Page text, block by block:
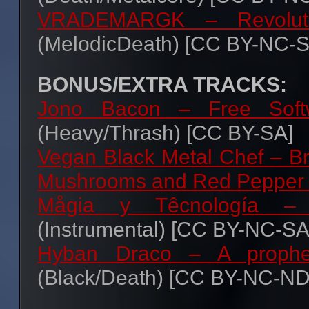
descargados.
Si compartes este
cualquier otro sitio
adelantado!),
usa los
favor ;).
En formato FLAC
formato OGG(Q7) –
(320kbps)
ESCUCHAR ON-LINE
03Cortex– Dos Caras–
Thrash/Hardcore
Heavy/Thrash
05Disnomia– Io Sono
Heavy/HardRock
06Kevlar– Dime porqué –
– Heavy/Power/HardRock
07Lost in Oblivion– At
[CC BY-NC-ND]– Heavy/
08Marasme–
SA]– Sludge/Experimental
VRADEMARGK –
(MelodicDeath) [CC BY-NC-
BONUS/EXTRA TRACKS:
Jono Bacon – Free
(Heavy/Thrash) [CC BY-SA]
Vegan Black Metal Chef –
Mushrooms and Red
Mågia y Têcnología –
(Instrumental) [CC BY-NC-
Hyban Draco – A
(Black/Death) [CC BY-NC-